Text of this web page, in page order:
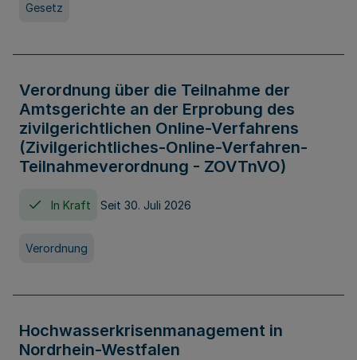
Gesetz
Verordnung über die Teilnahme der
Amtsgerichte an der Erprobung des
zivilgerichtlichen Online-Verfahrens
(Zivilgerichtliches-Online-Verfahren-
Teilnahmeverordnung - ZOVTnVO)
In Kraft Seit 30. Juli 2026
Verordnung
Hochwasserkrisenmanagement in
Nordrhein-Westfalen